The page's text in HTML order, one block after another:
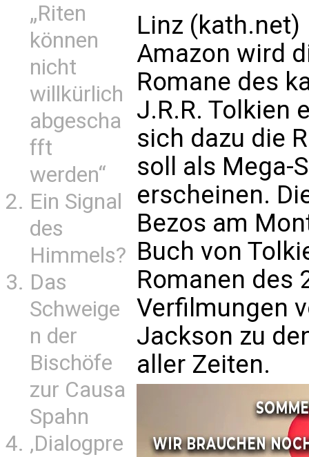
„Riten
können
nicht
willkürlich
abgescha
fft
werden“
Ein Signal
des
Himmels?
Das
Schweige
n der
Bischöfe
zur Causa
Spahn
‚Dialogpre
Linz (kath.net)
Amazon wird
Romane des
J.R.R. Tolkien
sich dazu die
soll als Mega-
erscheinen.
Bezos am
Buch von
Romanen des
Verfilmungen
Jackson zu
aller Zeiten.